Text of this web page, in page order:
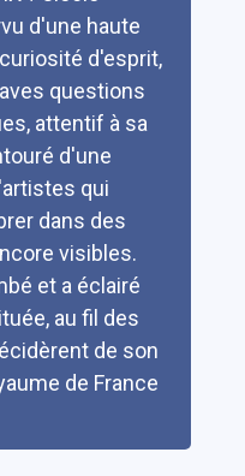
d'une haute
d'esprit,
questions
attentif à sa
d'une
qui
dans des
visibles.
et a éclairé
au fil des
de son
de France